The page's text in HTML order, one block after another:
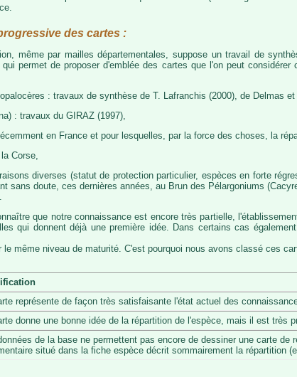
des cartes :
même par mailles départementales, suppose un travail de
permet de proposer d'emblée des cartes que l'on peut
: travaux de synthèse de T. Lafranchis (2000), de Delmas et
: travaux du GIRAZ (1997),
en France et pour lesquelles, par la force des choses, la
Corse,
diverses (statut de protection particulier, espèces en forte
sans doute, ces dernières années, au Brun des Pélargoniums
que notre connaissance est encore très partielle,
qui donnent déjà une première idée. Dans certains cas
même niveau de maturité. C'est pourquoi nous avons classé ces
représente de façon très satisfaisante l'état actuel des
donne une bonne idée de la répartition de l'espèce, mais il est très
de la base ne permettent pas encore de dessiner une carte
situé dans la fiche espèce décrit sommairement la répartition